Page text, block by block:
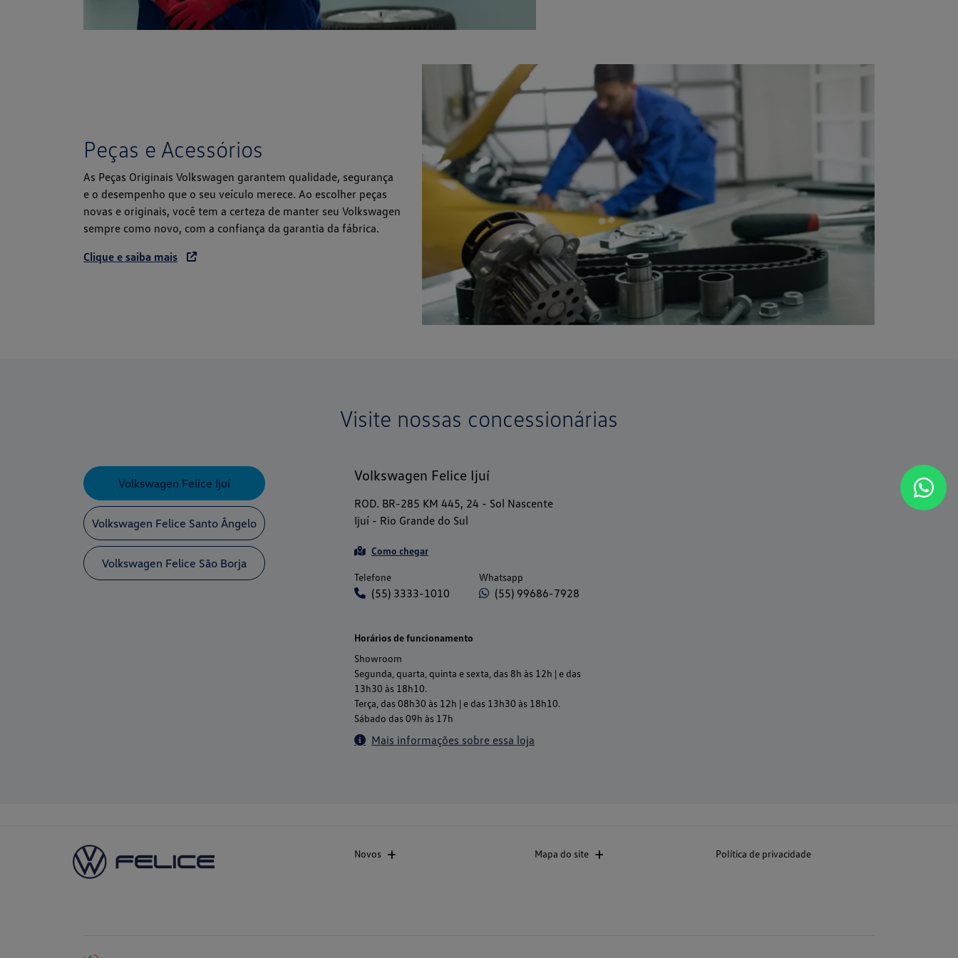
Peças e Acessórios
As Peças Originais Volkswagen garantem qualidade, segurança
e o desempenho que o seu veículo merece. Ao escolher peças
novas e originais, você tem a certeza de manter seu Volkswagen
sempre como novo, com a confiança da garantia da fábrica.
Clique e saiba mais
Visite nossas concessionárias
Volkswagen Felice Ijuí
Volkswagen Felice Santo Ângelo
Volkswagen Felice São Borja
Volkswagen Felice Ijuí
ROD. BR-285 KM 445, 24 - Sol Nascente
Ijuí - Rio Grande do Sul
Como chegar
Telefone
(55) 3333-1010
Whatsapp
(55) 99686-7928
Horários de funcionamento
Showroom
Segunda, quarta, quinta e sexta, das 8h às 12h | e das
13h30 às 18h10.
Terça, das 08h30 às 12h | e das 13h30 às 18h10.
Sábado das 09h às 17h
Mais informações sobre essa loja
Novos Mapa do site Política de privacidade